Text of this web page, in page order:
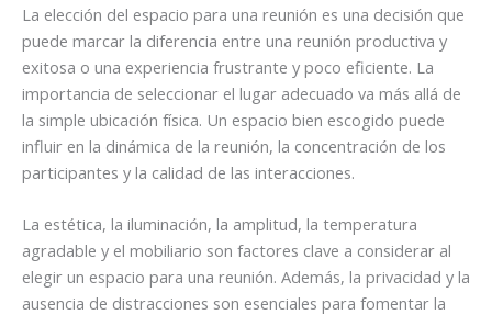
La elección del espacio para una reunión es una decisión que
puede marcar la diferencia entre una reunión productiva y
exitosa o una experiencia frustrante y poco eficiente. La
importancia de seleccionar el lugar adecuado va más allá de
la simple ubicación física. Un espacio bien escogido puede
influir en la dinámica de la reunión, la concentración de los
participantes y la calidad de las interacciones.
La estética, la iluminación, la amplitud, la temperatura
agradable y el mobiliario son factores clave a considerar al
elegir un espacio para una reunión. Además, la privacidad y la
ausencia de distracciones son esenciales para fomentar la